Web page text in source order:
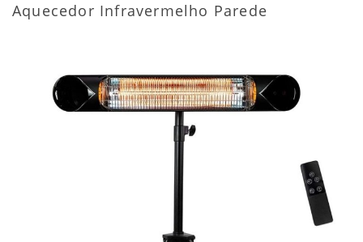
Aquecedor Infravermelho Parede